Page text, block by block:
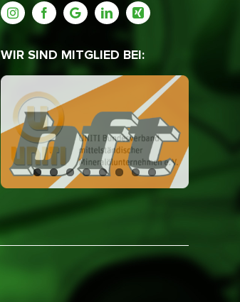
WIR SIND MITGLIED BEI: